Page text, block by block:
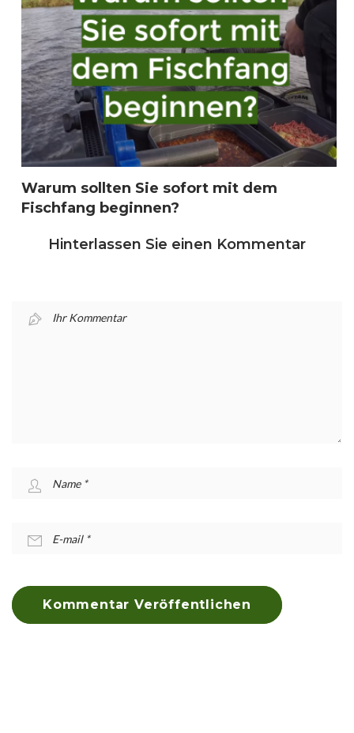
Warum sollten Sie sofort mit dem
Fischfang beginnen?
Hinterlassen Sie einen Kommentar